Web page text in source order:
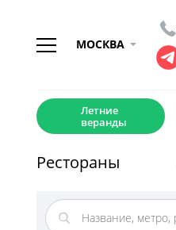
МОСКВА
Летние
веранды
Рестораны